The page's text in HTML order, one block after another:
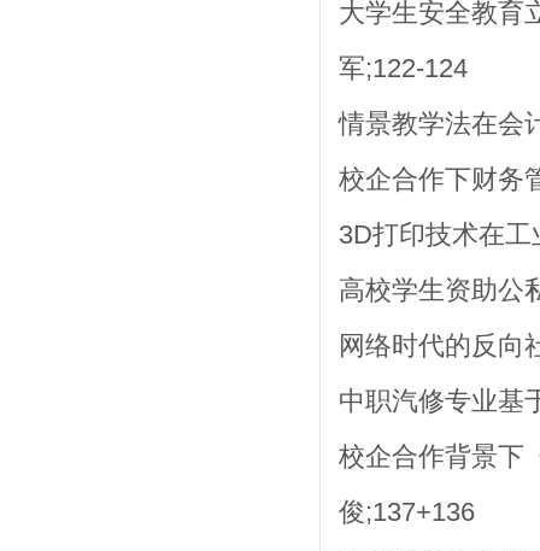
大学生安全教
军;122-124
情景教学法在会
校企合作下财务
3D打印技术在
高校学生资助公
网络时代的反向
中职汽修专业基
校企合作背景下
俊;137+136